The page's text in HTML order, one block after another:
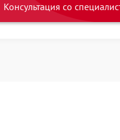
Консультация со